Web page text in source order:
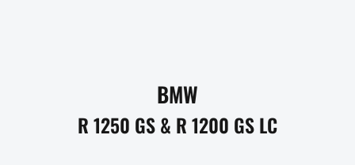
BMW
R 1250 GS & R 1200 GS LC